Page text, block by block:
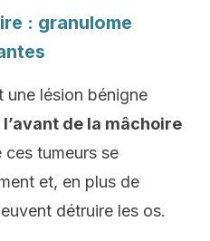
: granulome
une lésion bénigne
de la mâchoire
ces tumeurs se
et, en plus de
détruire les os.